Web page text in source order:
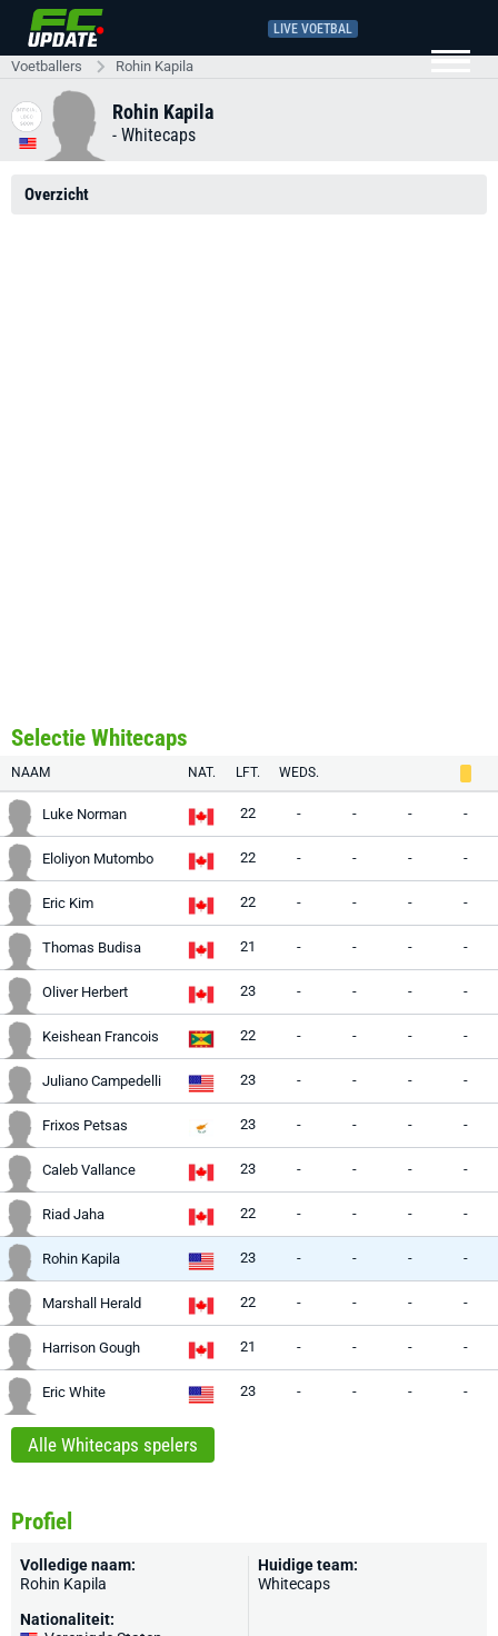
LIVE VOETBAL
Voetballers Rohin Kapila
Rohin Kapila
- Whitecaps
Overzicht
Selectie Whitecaps
NAAM NAT. LFT. WEDS.
Luke Norman 22 - - - -
Eloliyon Mutombo 22 - - - -
Eric Kim 22 - - - -
Thomas Budisa 21 - - - -
Oliver Herbert 23 - - - -
Keishean Francois 22 - - - -
Juliano Campedelli 23 - - - -
Frixos Petsas 23 - - - -
Caleb Vallance 23 - - - -
Riad Jaha 22 - - - -
Rohin Kapila 23 - - - -
Marshall Herald 22 - - - -
Harrison Gough 21 - - - -
Eric White 23 - - - -
Alle Whitecaps spelers
Profiel
Volledige naam:
Rohin Kapila
Nationaliteit:
Huidige team:
Whitecaps